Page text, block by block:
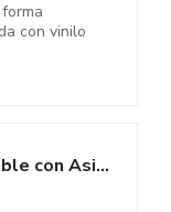
con vinilo
Sloosh Piscina Hinchable con Asientos, 304,8 x 182,8 x 55,8 cm, Piscina...